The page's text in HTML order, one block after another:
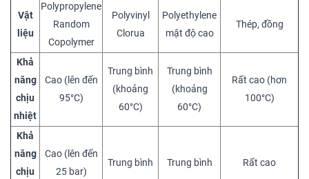
Vật
liệu
Polypropylene
Random
Copolymer
Polyvinyl
Clorua
Polyethylene
mật độ cao
Thép, đồng
Khả
năng
chịu
nhiệt
Cao (lên đến
95°C)
Trung bình
(khoảng
60°C)
Trung bình
(khoảng
60°C)
Rất cao (hơn
100°C)
Khả
năng
chịu
Cao (lên đến
25 bar)
Trung bình Trung bình Rất cao